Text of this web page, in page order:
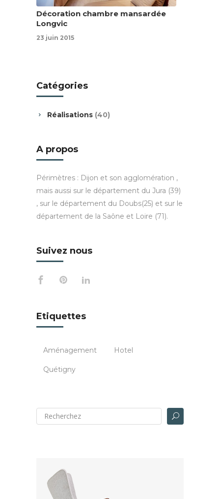
Décoration chambre mansardée
Longvic
23 juin 2015
Catégories
Réalisations (40)
A propos
Périmètres : Dijon et son agglomération ,
mais aussi sur le département du Jura (39)
, sur le département du Doubs(25) et sur le
département de la Saône et Loire (71).
Suivez nous
Etiquettes
Aménagement Hotel
Quétigny